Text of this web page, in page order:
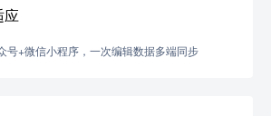
应
号+微信小程序，一次编辑数据多端同步